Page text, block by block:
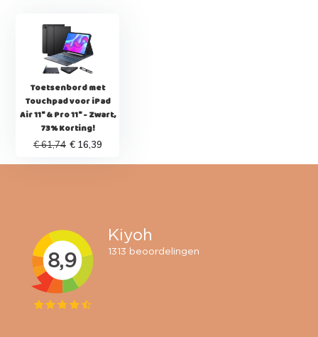
Toetsenbord met
Touchpad voor iPad
Air 11" & Pro 11" - Zwart,
73% Korting!
€ 61,74 € 16,39